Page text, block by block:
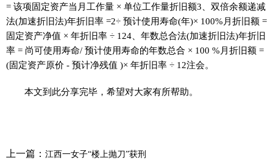
= 该项固定资产当月工作量 × 单位工作量折旧额3、双倍余额递减
法(加速折旧法)年折旧率 =2÷ 预计使用寿命(年)× 100%月折旧额 =
固定资产净值 × 年折旧率 ÷ 124、年数总合法(加速折旧法)年折旧
率 = 尚可使用寿命/ 预计使用寿命的年数总合 × 100 %月折旧额 =
(固定资产原价 - 预计净残值 )× 年折旧率 ÷ 12注会。
本文到此分享完毕，希望对大家有所帮助。
上一篇： 江西一女子“楼上抛刀”获刑